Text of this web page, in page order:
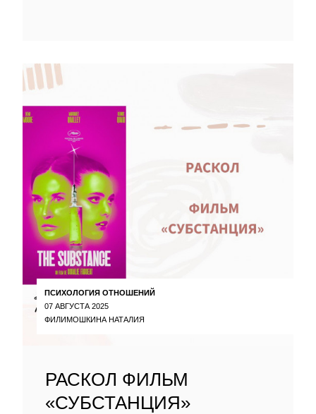
ПСИХОЛОГИЯ ОТНОШЕНИЙ
07 АВГУСТА 2025
ФИЛИМОШКИНА НАТАЛИЯ
РАСКОЛ ФИЛЬМ
«СУБСТАНЦИЯ»